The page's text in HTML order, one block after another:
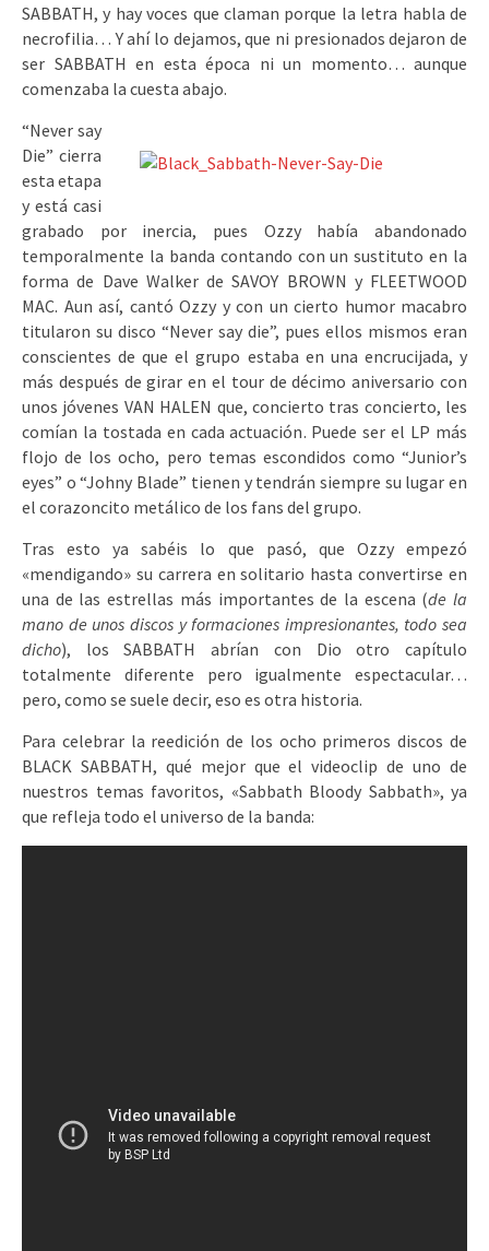
SABBATH, y hay voces que claman porque la letra habla de
necrofilia… Y ahí lo dejamos, que ni presionados dejaron de
ser SABBATH en esta época ni un momento… aunque
comenzaba la cuesta abajo.
“Never say
Die” cierra
esta etapa
y está casi
grabado por inercia, pues Ozzy había abandonado
temporalmente la banda contando con un sustituto en la
forma de Dave Walker de SAVOY BROWN y FLEETWOOD
MAC. Aun así, cantó Ozzy y con un cierto humor macabro
titularon su disco “Never say die”, pues ellos mismos eran
conscientes de que el grupo estaba en una encrucijada, y
más después de girar en el tour de décimo aniversario con
unos jóvenes VAN HALEN que, concierto tras concierto, les
comían la tostada en cada actuación. Puede ser el LP más
flojo de los ocho, pero temas escondidos como “Junior’s
eyes” o “Johny Blade” tienen y tendrán siempre su lugar en
el corazoncito metálico de los fans del grupo.
Tras esto ya sabéis lo que pasó, que Ozzy empezó
«mendigando» su carrera en solitario hasta convertirse en
una de las estrellas más importantes de la escena (de la
mano de unos discos y formaciones impresionantes, todo sea
dicho), los SABBATH abrían con Dio otro capítulo
totalmente diferente pero igualmente espectacular…
pero, como se suele decir, eso es otra historia.
Para celebrar la reedición de los ocho primeros discos de
BLACK SABBATH, qué mejor que el videoclip de uno de
nuestros temas favoritos, «Sabbath Bloody Sabbath», ya
que refleja todo el universo de la banda: